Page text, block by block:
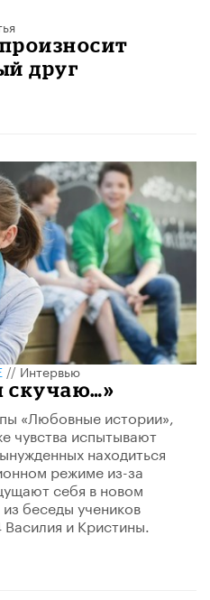
друг
//Интервью
скучаю…»
«Любовные истории»,
чувства испытывают
находиться
режиме из-за
себя в новом
беседы учеников
и Кристины.